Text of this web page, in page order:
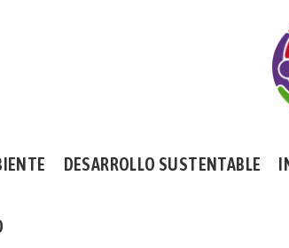
DESARROLLO SUSTENTABLE